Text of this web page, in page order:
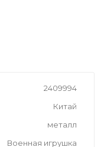
2409994
Китай
металл
Военная игрушка